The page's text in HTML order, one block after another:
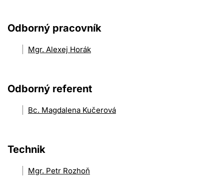
Odborný pracovník
Mgr. Alexej Horák
Odborný referent
Bc. Magdalena Kučerová
Technik
Mgr. Petr Rozhoň